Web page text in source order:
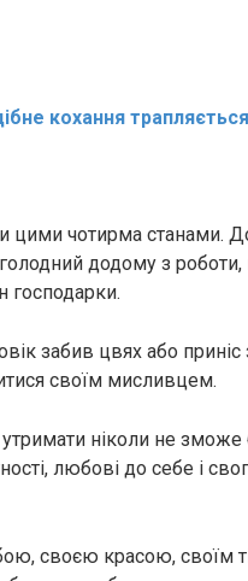
кохання трапляється
цими чотирма станами.
додому з роботи,
господарки.
забив цвях або
своїм мисливцем.
ніколи не зможе
любові до себе і
своєю красою, своїм